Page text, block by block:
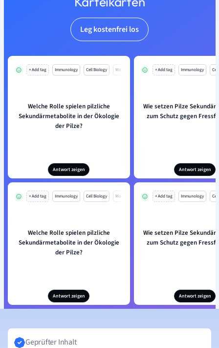
Leg kostenfrei los
+ Add tag Immunology Cell Biology Mo
Welche Rolle spielen pilzliche
Sekundärmetabolite in der Ökologie
der Pilze?
Antwort zeigen
+ Add tag Immunology
Wie setzen Pilze
zum Schutz gegen
Antwort zeigen
+ Add tag Immunology Cell Biology Mo
Welche Rolle spielen pilzliche
Sekundärmetabolite in der Ökologie
der Pilze?
Antwort zeigen
+ Add tag Immunology
Wie setzen Pilze
zum Schutz gegen
Antwort zeigen
Geprüfter Inhalt